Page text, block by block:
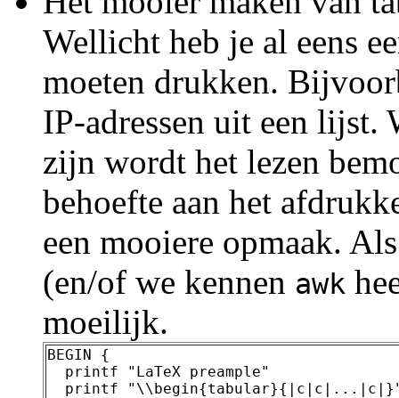
Wellicht heb je al eens
moeten drukken.
IP-adressen uit een lijst.
zijn wordt het lezen
behoefte aan het
een mooiere opmaak.
(en/of we kennen awk
moeilijk.
BEGIN {
  printf "LaTeX preample"
printf